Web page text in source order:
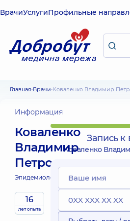
ВрачиУслугиПрофильные
Главная Врачи Коваленко Владимир
Информация
Коваленко
Владимир
Петрович
Эпидемиолог;
16
лет опыта
Запись к
Коваленко